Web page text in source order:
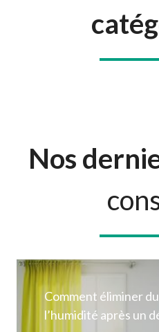
ion
Intérieu
re
Nos
Comment
Ploërmel ?